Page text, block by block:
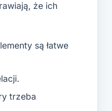
że ich
są łatwe
trzeba